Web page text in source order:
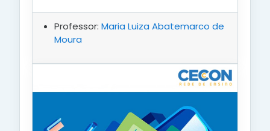
Professor: Maria Luiza Abatemarco de
Moura